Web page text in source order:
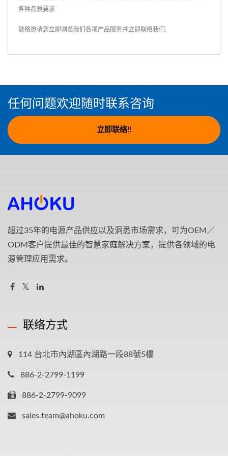
各种品质要求
歐格邀请您立即浏览我们各项产品服务并立即联络我们
任何问题欢迎随时联系咨询
立即联络!!
超过35年的电源产品供应以及洞悉市场需求，可为OEM／
ODM客户提供最佳的智慧家庭解决方案，提供各领域的电
源管理应用需求。
联络方式
114 台北市內湖區內湖路一段88號5樓
886-2-2799-1199
886-2-2799-9099
sales.team@ahoku.com